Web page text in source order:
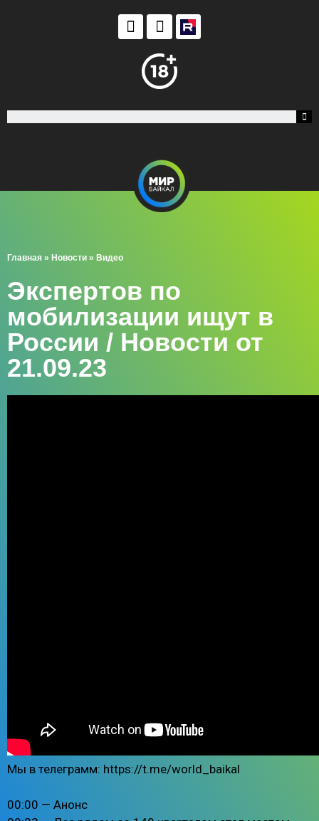
Главная » Новости » Видео
Экспертов по
мобилизации ищут в
России / Новости от
21.09.23
Мы в телеграмм: https://t.me/world_baikal
00:00 — Анонс